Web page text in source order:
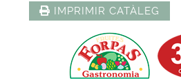
IMPRIMIR CATÀLEG